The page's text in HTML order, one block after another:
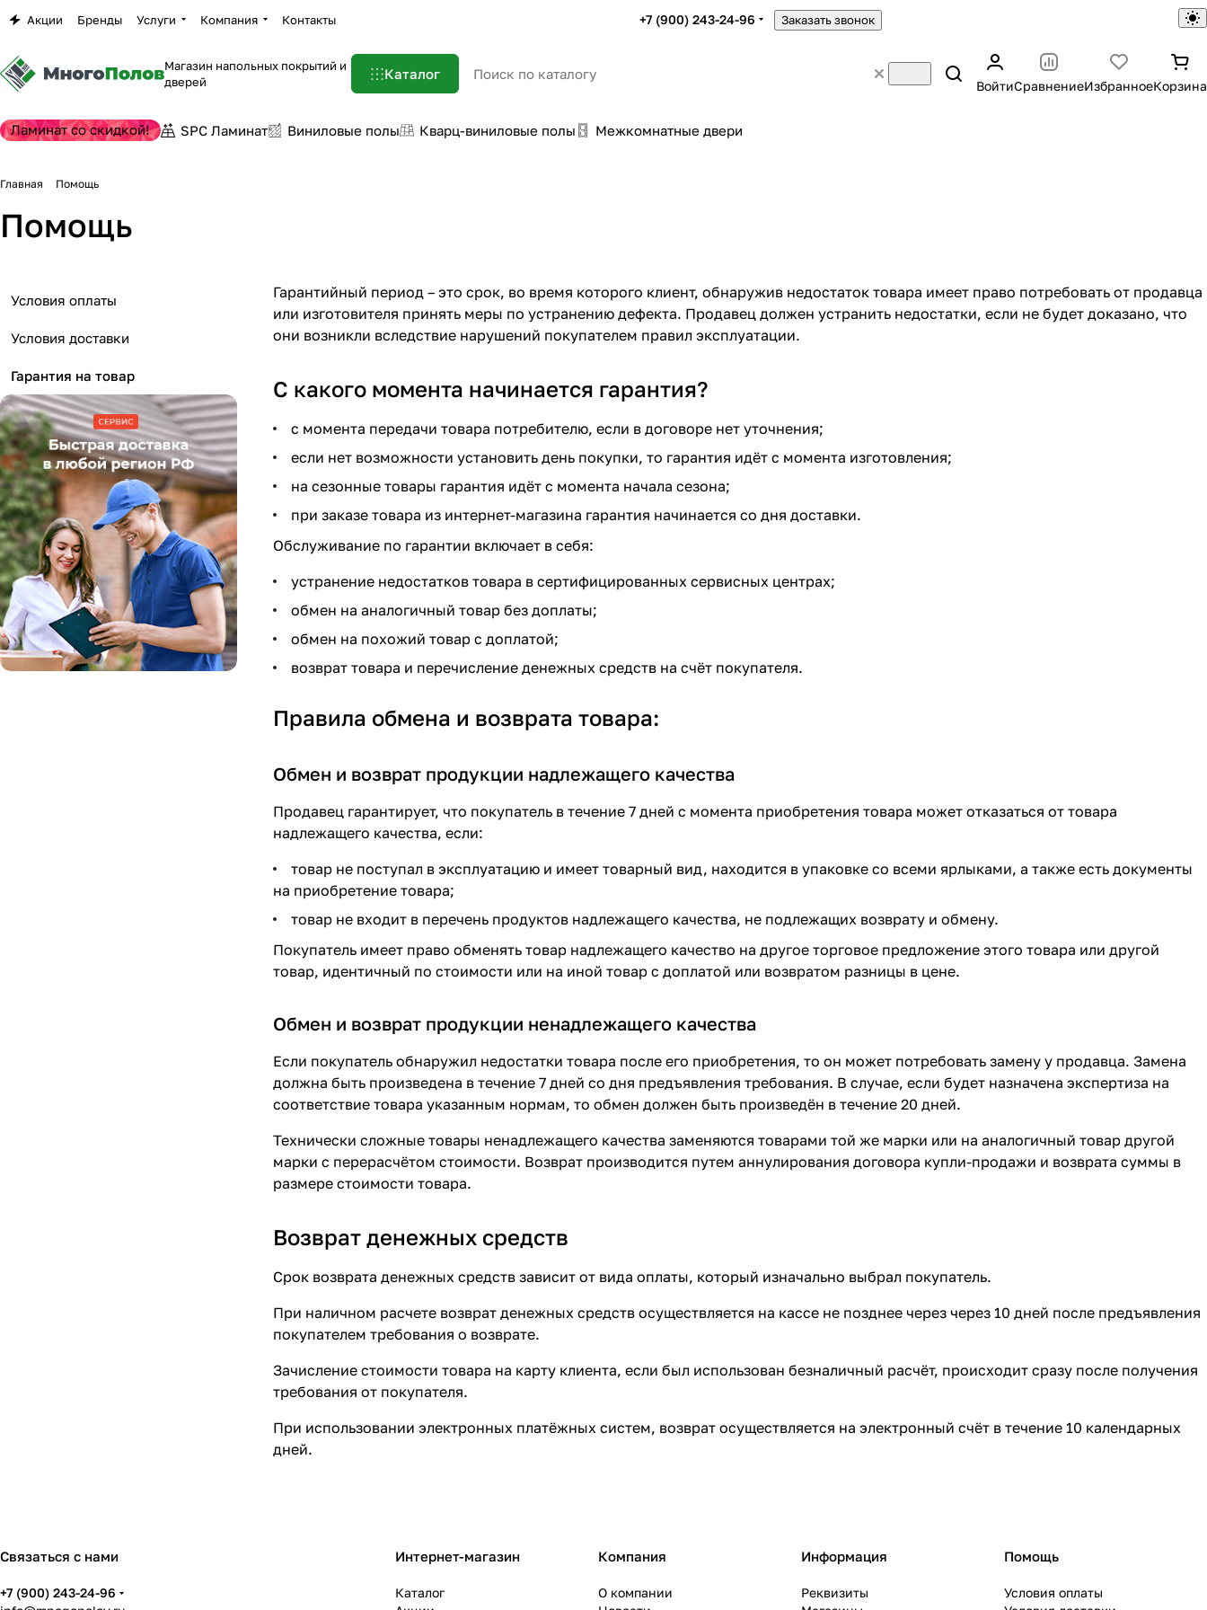
Акции Бренды Услуги Компания Контакты +7 (900) 243-24-96 Заказать звонок
Магазин напольных покрытий и
дверей
Каталог
ВойтиСравнениеИзбранноеКорзина
Ламинат со скидкой! SPC Ламинат Виниловые полы Кварц-виниловые полы Межкомнатные двери
Главная Помощь
Помощь
Гарантийный период – это срок, во время которого клиент, обнаружив недостаток товара имеет право потребовать от продавца
или изготовителя принять меры по устранению дефекта. Продавец должен устранить недостатки, если не будет доказано, что
они возникли вследствие нарушений покупателем правил эксплуатации.
С какого момента начинается гарантия?
с момента передачи товара потребителю, если в договоре нет уточнения;
если нет возможности установить день покупки, то гарантия идёт с момента изготовления;
на сезонные товары гарантия идёт с момента начала сезона;
при заказе товара из интернет-магазина гарантия начинается со дня доставки.
Обслуживание по гарантии включает в себя:
устранение недостатков товара в сертифицированных сервисных центрах;
обмен на аналогичный товар без доплаты;
обмен на похожий товар с доплатой;
возврат товара и перечисление денежных средств на счёт покупателя.
Правила обмена и возврата товара:
Обмен и возврат продукции надлежащего качества
Продавец гарантирует, что покупатель в течение 7 дней с момента приобретения товара может отказаться от товара
надлежащего качества, если:
товар не поступал в эксплуатацию и имеет товарный вид, находится в упаковке со всеми ярлыками, а также есть документы
на приобретение товара;
товар не входит в перечень продуктов надлежащего качества, не подлежащих возврату и обмену.
Покупатель имеет право обменять товар надлежащего качество на другое торговое предложение этого товара или другой
товар, идентичный по стоимости или на иной товар с доплатой или возвратом разницы в цене.
Обмен и возврат продукции ненадлежащего качества
Если покупатель обнаружил недостатки товара после его приобретения, то он может потребовать замену у продавца. Замена
должна быть произведена в течение 7 дней со дня предъявления требования. В случае, если будет назначена экспертиза на
соответствие товара указанным нормам, то обмен должен быть произведён в течение 20 дней.
Технически сложные товары ненадлежащего качества заменяются товарами той же марки или на аналогичный товар другой
марки с перерасчётом стоимости. Возврат производится путем аннулирования договора купли-продажи и возврата суммы в
размере стоимости товара.
Возврат денежных средств
Срок возврата денежных средств зависит от вида оплаты, который изначально выбрал покупатель.
При наличном расчете возврат денежных средств осуществляется на кассе не позднее через через 10 дней после предъявления
покупателем требования о возврате.
Зачисление стоимости товара на карту клиента, если был использован безналичный расчёт, происходит сразу после получения
требования от покупателя.
При использовании электронных платёжных систем, возврат осуществляется на электронный счёт в течение 10 календарных
дней.
Условия оплаты
Условия доставки
Гарантия на товар
Связаться с нами
+7 (900) 243-24-96
Интернет-магазин
Каталог
Компания
О компании
Информация
Реквизиты
Помощь
Условия оплаты